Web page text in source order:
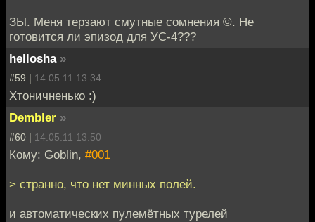
ЗЫ. Меня терзают смутные сомнения ©. Не
готовится ли эпизод для УС-4???
hellosha »
#59 | 14.05.11 13:34
Хтоничненько :)
Dembler »
#60 | 14.05.11 13:50
Кому: Goblin, #001
> странно, что нет минных полей.
и автоматических пулемётных турелей